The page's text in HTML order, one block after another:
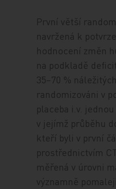
První větší
navržená k
hodnocení změn
na podkladě
35–70 %
randomizováni v
placeba i.v.
v jejímž průběhu
kteří byli v první
prostřednictvím
měřená v úrovni
významně